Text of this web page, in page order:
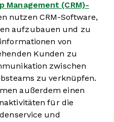
Management (CRM)-
nutzen CRM-Software,
aufzubauen und zu
von
Kunden zu
zwischen
zu verknüpfen.
außerdem einen
für die
und